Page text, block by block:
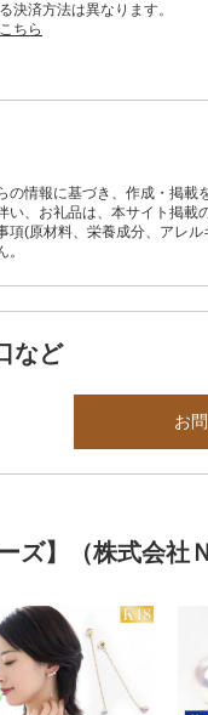
決済方法は異なります。
こちら
情報に基づき、作成・掲載
、お礼品は、本サイト掲載
(原材料、栄養成分、アレ
など
お
ズ】（株式会